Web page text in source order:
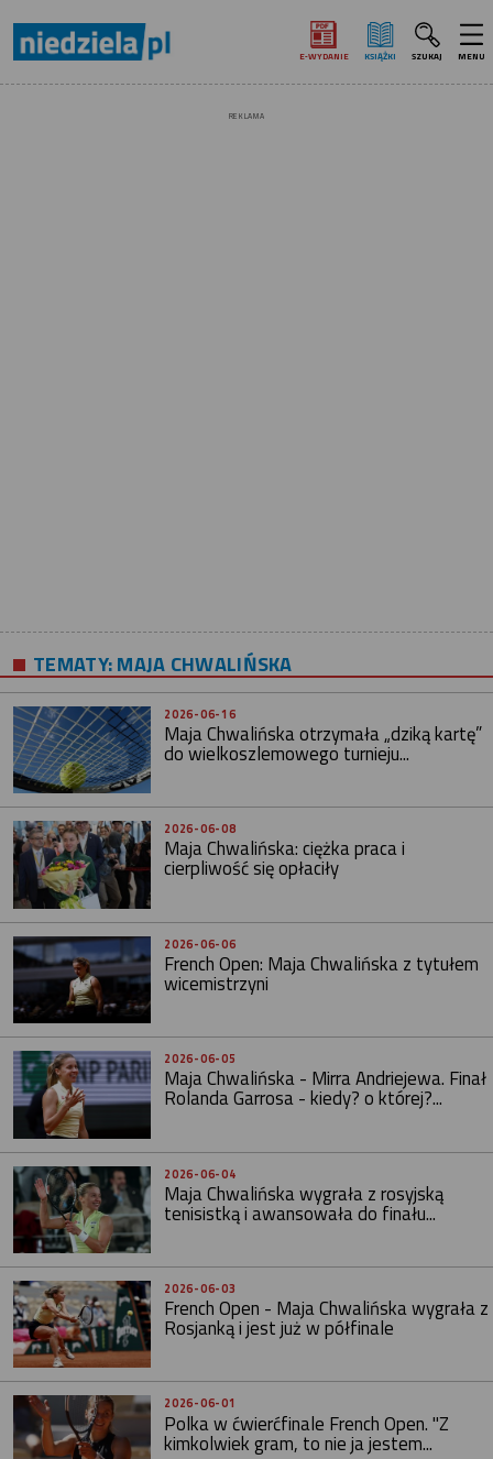
E‑WYDANIE KSIĄŻKI SZUKAJ MENU
REKLAMA
TEMATY:MAJA CHWALIŃSKA
2026-06-16
Maja Chwalińska otrzymała „dziką kartę”
do wielkoszlemowego turnieju...
2026-06-08
Maja Chwalińska: ciężka praca i
cierpliwość się opłaciły
2026-06-06
French Open: Maja Chwalińska z tytułem
wicemistrzyni
2026-06-05
Maja Chwalińska - Mirra Andriejewa. Finał
Rolanda Garrosa - kiedy? o której?...
2026-06-04
Maja Chwalińska wygrała z rosyjską
tenisistką i awansowała do finału...
2026-06-03
French Open - Maja Chwalińska wygrała z
Rosjanką i jest już w półfinale
2026-06-01
Polka w ćwierćfinale French Open. "Z
kimkolwiek gram, to nie ja jestem...